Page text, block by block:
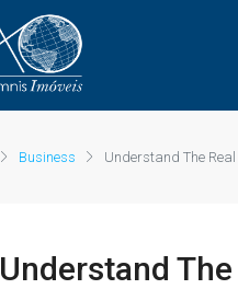
Business Understand The
Understand